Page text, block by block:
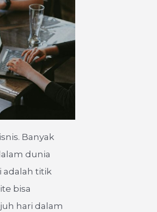
Banyak
dunia
adalah titik
bisa
hari dalam